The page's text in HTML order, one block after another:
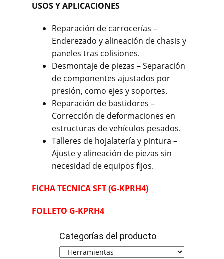
USOS Y APLICACIONES
Reparación de carrocerías –
Enderezado y alineación de chasis y
paneles tras colisiones.
Desmontaje de piezas – Separación
de componentes ajustados por
presión, como ejes y soportes.
Reparación de bastidores –
Corrección de deformaciones en
estructuras de vehículos pesados.
Talleres de hojalatería y pintura –
Ajuste y alineación de piezas sin
necesidad de equipos fijos.
FICHATECNICASFT (G-KPRH4)
FOLLETO G-KPRH4
Categorías del producto